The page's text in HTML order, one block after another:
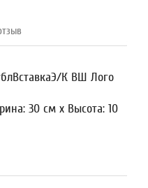
К ВШ Лого
30 см x Высота: 10